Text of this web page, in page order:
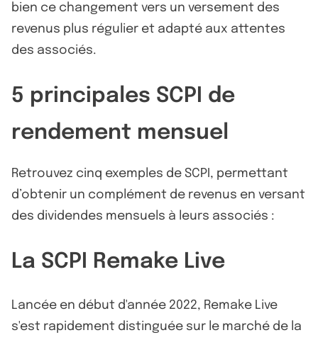
bien ce changement vers un versement des
revenus plus régulier et adapté aux attentes
des associés.
5 principales SCPI de
rendement mensuel
Retrouvez cinq exemples de SCPI, permettant
d’obtenir un complément de revenus en versant
des dividendes mensuels à leurs associés :
La SCPI Remake Live
Lancée en début d'année 2022, Remake Live
s'est rapidement distinguée sur le marché de la